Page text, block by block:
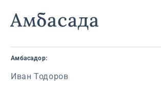
Амбасада
Амбасадор:
Иван Тодоров